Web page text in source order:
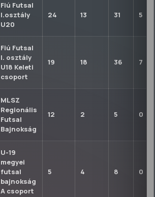
Fiú Futsal
I.osztály
U20
24 13 31 5
Fiú Futsal
I. osztály
U18 Keleti
csoport
19 18 36 7
MLSZ
Regionális
Futsal
Bajnokság
12 2 5 0
U-19
megyei
futsal
bajnokság
A csoport
5 4 8 0